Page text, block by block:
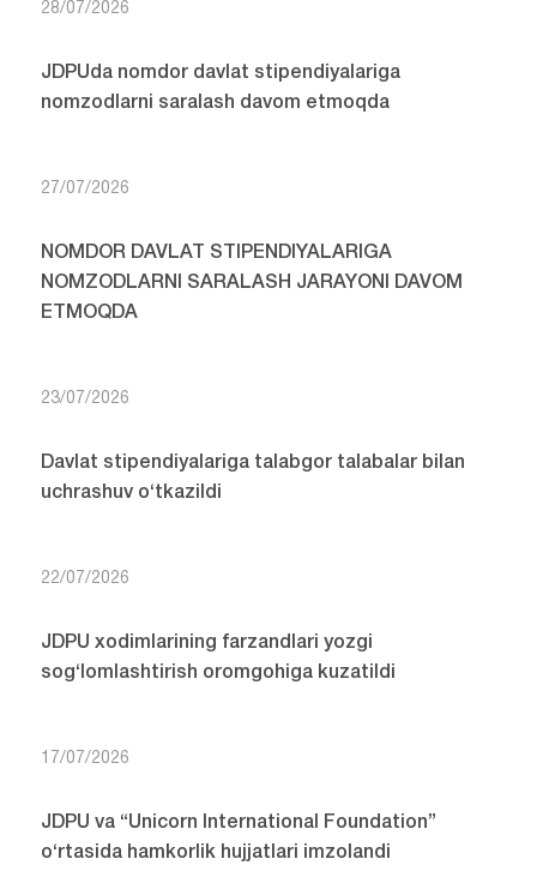
28/07/2026
JDPUda nomdor davlat stipendiyalariga
nomzodlarni saralash davom etmoqda
27/07/2026
NOMDOR DAVLAT STIPENDIYALARIGA
NOMZODLARNI SARALASH JARAYONI DAVOM
ETMOQDA
23/07/2026
Davlat stipendiyalariga talabgor talabalar bilan
uchrashuv o‘tkazildi
22/07/2026
JDPU xodimlarining farzandlari yozgi
sog‘lomlashtirish oromgohiga kuzatildi
17/07/2026
JDPU va “Unicorn International Foundation”
o‘rtasida hamkorlik hujjatlari imzolandi